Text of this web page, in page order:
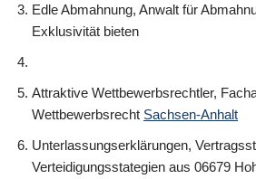
Edle Abmahnung, Anwalt für
Exklusivität bieten
Attraktive Wettbewerbsrechtler,
Wettbewerbsrecht Sachsen-Anhalt
Unterlassungserklärungen,
Verteidigungsstategien aus 06679